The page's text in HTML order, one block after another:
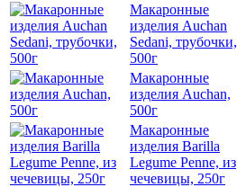
Макаронные
изделия Auchan
Sedani, трубочки,
500г
Макаронные
изделия Auchan,
500г
Макаронные
изделия Barilla
Legume Penne, из
чечевицы, 250г